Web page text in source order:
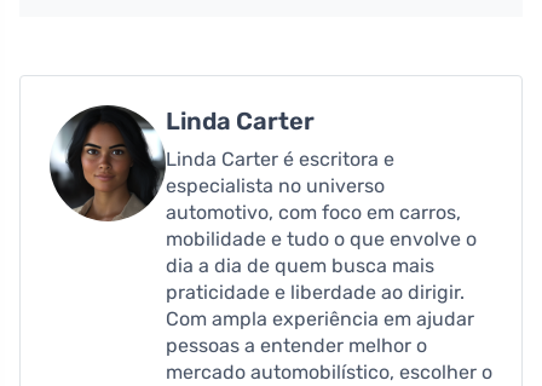
Linda Carter
Linda Carter é escritora e
especialista no universo
automotivo, com foco em carros,
mobilidade e tudo o que envolve o
dia a dia de quem busca mais
praticidade e liberdade ao dirigir.
Com ampla experiência em ajudar
pessoas a entender melhor o
mercado automobilístico, escolher o